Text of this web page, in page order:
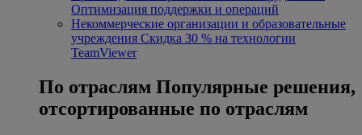
Оптимизация поддержки и операций
Некоммерческие организации и образовательные
учреждения Скидка 30 % на технологии
TeamViewer
По отраслям Популярные решения,
отсортированные по отраслям